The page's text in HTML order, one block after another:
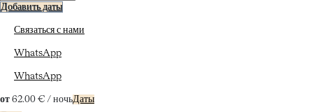
Добавить даты
Связаться с нами
WhatsApp
WhatsApp
от 62.00 € / ночьДаты